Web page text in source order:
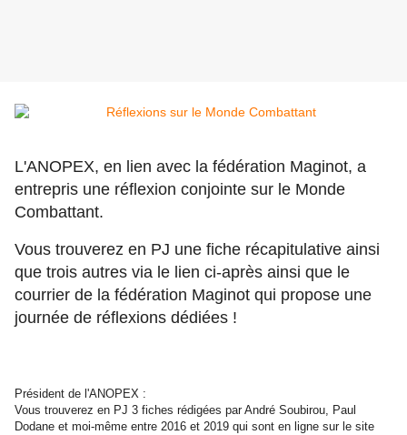
L'ANOPEX, en lien avec la fédération Maginot, a
entrepris une réflexion conjointe sur le Monde
Combattant.
Vous trouverez en PJ une fiche récapitulative ainsi
que trois autres via le lien ci-après ainsi que le
courrier de la fédération Maginot qui propose une
journée de réflexions dédiées !
Président de l'ANOPEX :
Vous trouverez en PJ 3 fiches rédigées par André Soubirou, Paul
Dodane et moi-même entre 2016 et 2019 qui sont en ligne sur le site